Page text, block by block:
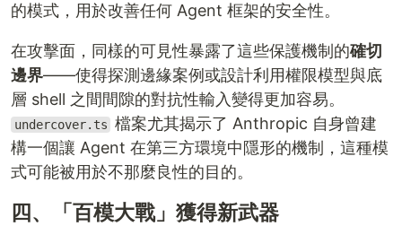
的模式，用於改善任何 Agent 框架的安全性。
在攻擊面，同樣的可見性暴露了這些保護機制的確切
邊界——使得探測邊緣案例或設計利用權限模型與底
層 shell 之間間隙的對抗性輸入變得更加容易。
undercover.ts 檔案尤其揭示了 Anthropic 自身曾建
構一個讓 Agent 在第三方環境中隱形的機制，這種模
式可能被用於不那麼良性的目的。
四、「百模大戰」獲得新武器